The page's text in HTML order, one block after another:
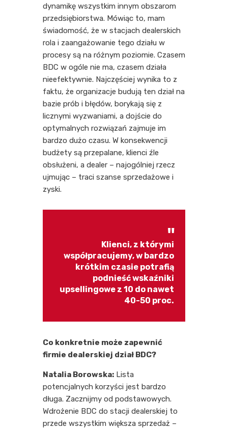
dynamikę wszystkim innym obszarom
przedsiębiorstwa. Mówiąc to, mam
świadomość, że w stacjach dealerskich
rola i zaangażowanie tego działu w
procesy są na różnym poziomie. Czasem
BDC w ogóle nie ma, czasem działa
nieefektywnie. Najczęściej wynika to z
faktu, że organizacje budują ten dział na
bazie prób i błędów, borykają się z
licznymi wyzwaniami, a dojście do
optymalnych rozwiązań zajmuje im
bardzo dużo czasu. W konsekwencji
budżety są przepalane, klienci źle
obsłużeni, a dealer – najogólniej rzecz
ujmując – traci szanse sprzedażowe i
zyski.
Klienci, z którymi
współpracujemy, w bardzo
krótkim czasie potrafią
podnieść wskaźniki
upsellingowe z 10 do nawet
40-50 proc.
Co konkretnie może zapewnić
firmie dealerskiej dział BDC?
Natalia Borowska: Lista
potencjalnych korzyści jest bardzo
długa. Zacznijmy od podstawowych.
Wdrożenie BDC do stacji dealerskiej to
przede wszystkim większa sprzedaż –